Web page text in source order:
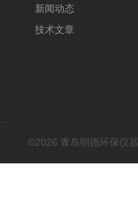
新闻动态
技术文章
©2026 青岛明德环保仪